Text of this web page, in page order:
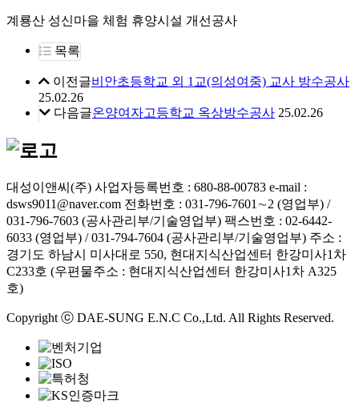
계룡산 성신마을 체험 휴양시설 개선공사
목록
이전글비안초등학교 외 1교(의성여중) 교사 방수공사
25.02.26
다음글온양여자고등학교 옥상방수공사 25.02.26
대성이앤씨(주) 사업자등록번호 : 680-88-00783 e-mail :
dsws9011@naver.com 전화번호 : 031-796-7601∼2 (영업부) /
031-796-7603 (공사관리부/기술영업부) 팩스번호 : 02-6442-
6033 (영업부) / 031-794-7604 (공사관리부/기술영업부) 주소 :
경기도 하남시 미사대로 550, 현대지식산업센터 한강미사1차
C233호 (우편물주소 : 현대지식산업센터 한강미사1차 A325
호)
Copyright ⓒ DAE-SUNG E.N.C Co.,Ltd. All Rights Reserved.